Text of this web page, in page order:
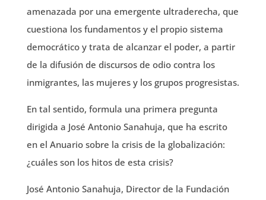
amenazada por una emergente ultraderecha, que
cuestiona los fundamentos y el propio sistema
democrático y trata de alcanzar el poder, a partir
de la difusión de discursos de odio contra los
inmigrantes, las mujeres y los grupos progresistas.
En tal sentido, formula una primera pregunta
dirigida a José Antonio Sanahuja, que ha escrito
en el Anuario sobre la crisis de la globalización:
¿cuáles son los hitos de esta crisis?
José Antonio Sanahuja, Director de la Fundación